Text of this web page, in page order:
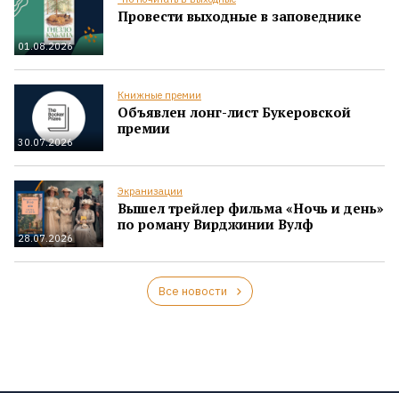
01.08.2026
Провести выходные в заповеднике
30.07.2026
Книжные премии
Объявлен лонг-лист Букеровской
премии
28.07.2026
Экранизации
Вышел трейлер фильма «Ночь и день»
по роману Вирджинии Вулф
Все новости